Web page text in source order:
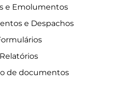
e Emolumentos
e Despachos
Relatórios
de documentos